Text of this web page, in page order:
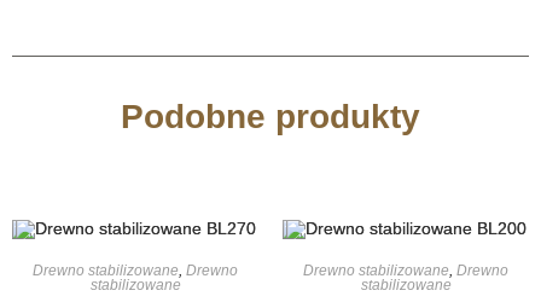
Podobne produkty
Drewno stabilizowane, Drewno
stabilizowane
Drewno stabilizowane, Drewno
stabilizowane